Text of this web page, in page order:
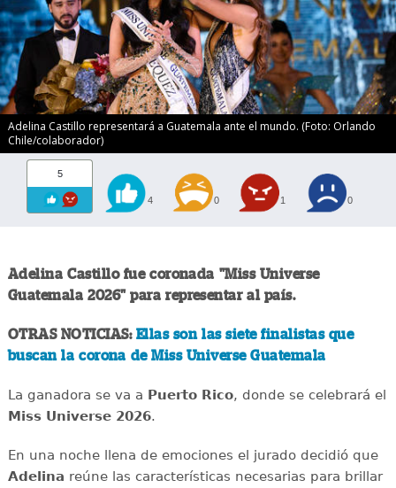
Adelina Castillo representará a Guatemala ante el mundo. (Foto: Orlando
Chile/colaborador)
5
4 0 1 0
Adelina Castillo fue coronada "Miss Universe
Guatemala 2026" para representar al país.
OTRAS NOTICIAS: Ellas son las siete finalistas que
buscan la corona de Miss Universe Guatemala
La ganadora se va a Puerto Rico, donde se celebrará el
Miss Universe 2026.
En una noche llena de emociones el jurado decidió que
Adelina reúne las características necesarias para brillar